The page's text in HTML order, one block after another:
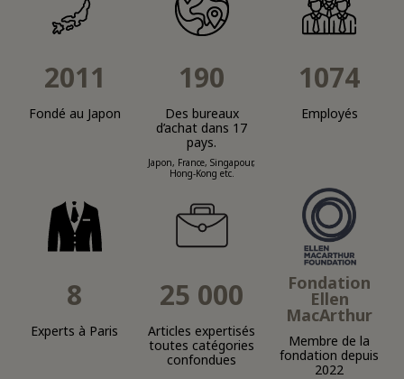
2011
Fondé au Japon
190
Des bureaux
d’achat dans 17
pays.
Japon, France, Singapour,
Hong-Kong etc.
1074
Employés
8
Experts à Paris
25 000
Articles expertisés
toutes catégories
confondues
Fondation
Ellen
MacArthur
Membre de la
fondation depuis
2022